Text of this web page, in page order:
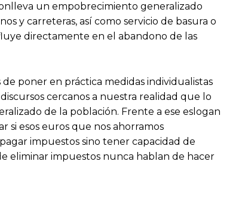
un empobrecimiento generalizado
y carreteras, así como servicio de basura o
directamente en el abandono de las
poner en práctica medidas individualistas
cercanos a nuestra realidad que lo
de la población. Frente a ese eslogan
si esos euros que nos ahorramos
impuestos sino tener capacidad de
eliminar impuestos nunca hablan de hacer